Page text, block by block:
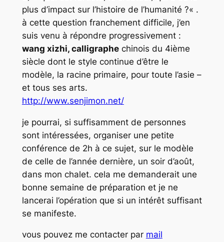
plus d’impact sur l’histoire de l’humanité ?« .
à cette question franchement difficile, j’en
suis venu à répondre progressivement :
wang xizhi, calligraphechinois du 4ième
siècle dont le style continue d’être le
modèle, la racine primaire, pour toute l’asie –
et tous ses arts.
http://www.senjimon.net/
je pourrai, si suffisamment de personnes
sont intéressées, organiser une petite
conférence de 2h à ce sujet, sur le modèle
de celle de l’année dernière, un soir d’août,
dans mon chalet. cela me demanderait une
bonne semaine de préparation et je ne
lancerai l’opération que si un intérêt suffisant
se manifeste.
vous pouvez me contacter par mail